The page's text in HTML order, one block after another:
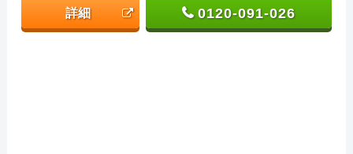
詳細 0120-091-026